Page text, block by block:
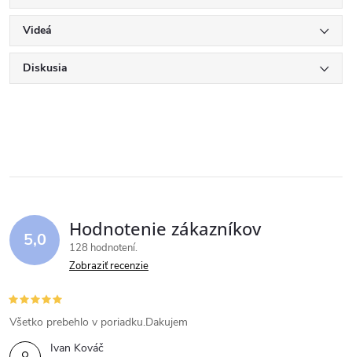
Videá
Diskusia
5,0 Hodnotenie zákazníkov
128 hodnotení
Zobraziť recenzie
Ivan Kováč
Všetko prebehlo v poriadku.Dakujem